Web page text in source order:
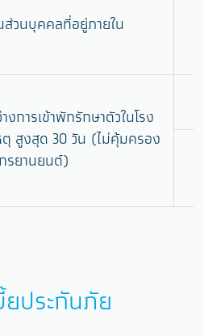
ส่วนบุคคลที่อยู่ภายใน
งการเข้าพักรักษาตัวในโรง
ตุ สูงสุด 30 วัน (ไม่คุ้มครอง
รยานยนต์)
ยประกันภัย